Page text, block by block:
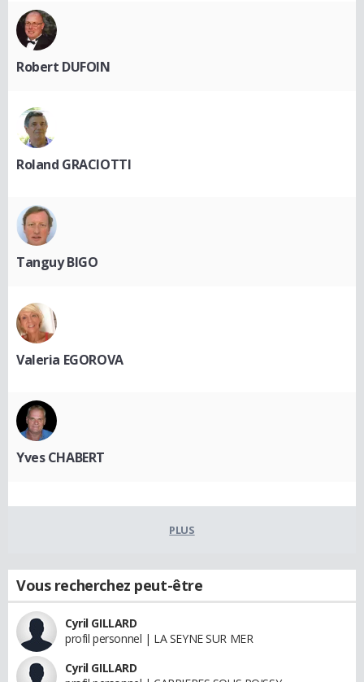
Robert DUFOIN
Roland GRACIOTTI
Tanguy BIGO
Valeria EGOROVA
Yves CHABERT
PLUS
Vous recherchez peut-être
Cyril GILLARD
profil personnel | LA SEYNE SUR MER
Cyril GILLARD